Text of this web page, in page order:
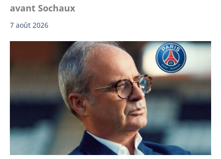
avant Sochaux
7 août 2026